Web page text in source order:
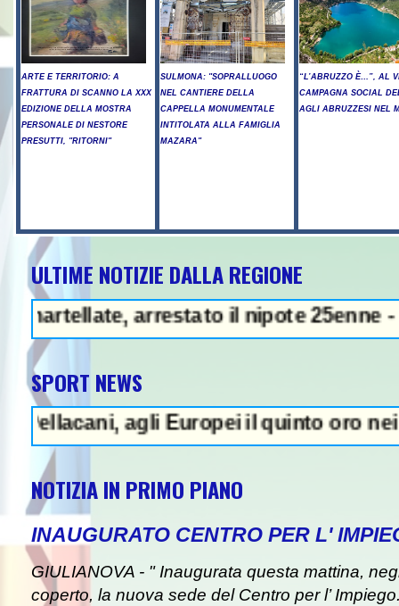
ARTE E TERRITORIO: A
FRATTURA DI SCANNO LA XXX
EDIZIONE DELLA MOSTRA
PERSONALE DI NESTORE
PRESUTTI, "RITORNI"
SULMONA: "SOPRALLUOGO
NEL CANTIERE DELLA
CAPPELLA MONUMENTALE
INTITOLATA ALLA FAMIGLIA
MAZARA"
“L’ABRUZZO È…”, AL
CAMPAGNA SOCIAL
AGLI ABRUZZESI NEL
ULTIME NOTIZIE DALLA REGIONE
arrestato il nipote 25enne - A
SPORT NEWS
agli Europei il quinto oro nei tuffi
NOTIZIA IN PRIMO PIANO
INAUGURATO CENTRO PER L'
GIULIANOVA - " Inaugurata questa mattina,
coperto, la nuova sede del Centro per l’
- Arresto illegale e